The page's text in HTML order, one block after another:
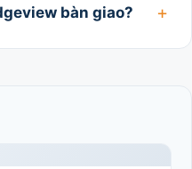
bàn giao?